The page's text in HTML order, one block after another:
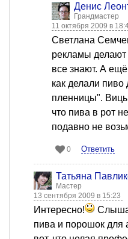
Денис
Грандмастер
11 октября 2009 в
Светлана
рекламы делают
все знают. А
как делали пиво
пленницы".
что пива в рот
подавно не
0 Ответить
Татьяна
Мастер
13 сентября 2009 в 15:23
Интересно!
пива и порошок для